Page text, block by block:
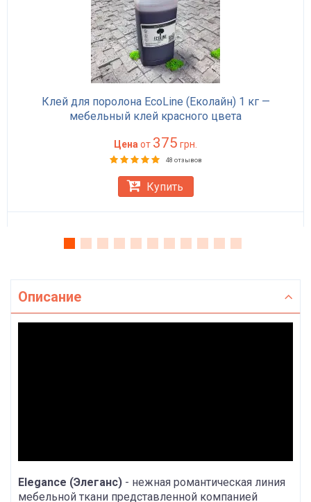
Клей для поролона EcoLine (Еколайн) 1 кг —
мебельный клей красного цвета
Цена от 375 грн.
48 отзывов
Купить
Описание
Elegance (Элеганс) - нежная романтическая линия
мебельной ткани представленной компанией